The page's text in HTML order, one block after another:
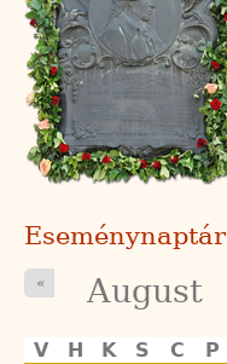
Eseménynaptár
« August
V H K S C P